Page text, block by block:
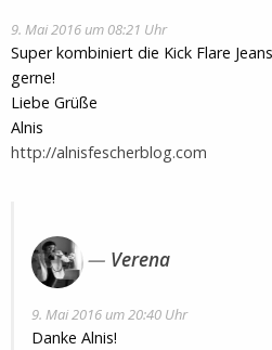
9. Mai 2016 um 08:21 Uhr
Super kombiniert die Kick Flare
gerne!
Liebe Grüße
Alnis
http://alnisfescherblog.com
Verena
9. Mai 2016 um 20:40 Uhr
Danke Alnis!